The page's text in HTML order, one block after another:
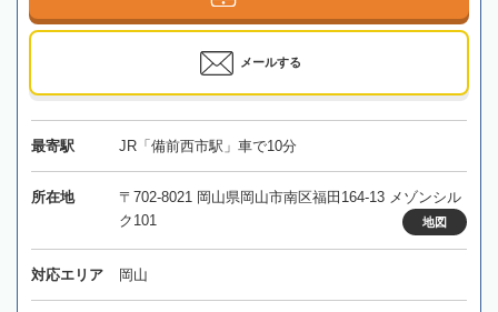
メールする
最寄駅 JR「備前西市駅」車で10分
所在地
〒702-8021 岡山県岡山市南区福田164-13 メゾンシル
ク101
地図
対応エリア 岡山